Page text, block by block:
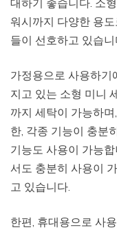
워시까지 다양한 용
들이 선호하고 있습니
가정용으로 사용하기
지고 있는 소형 미니
까지 세탁이 가능하
한, 각종 기능이 충분
기능도 사용이 가능
서도 충분히 사용이
고 있습니다.
한편, 휴대용으로 사